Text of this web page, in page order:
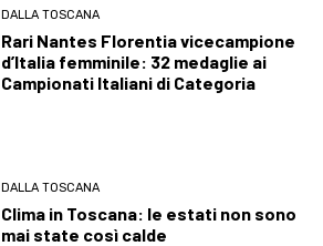
DALLA TOSCANA
Rari Nantes Florentia vicecampione
d’Italia femminile: 32 medaglie ai
Campionati Italiani di Categoria
DALLA TOSCANA
Clima in Toscana: le estati non sono
mai state così calde